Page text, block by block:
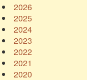
2026
2025
2024
2023
2022
2021
2020